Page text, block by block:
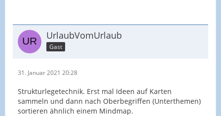
UrlaubVomUrlaub
Gast
31. Januar 2021 20:28
Strukturlegetechnik. Erst mal Ideen auf Karten
sammeln und dann nach Oberbegriffen (Unterthemen)
sortieren ähnlich einem Mindmap.